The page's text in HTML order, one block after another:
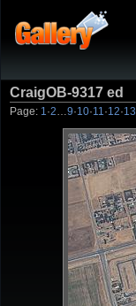
CraigOB-9317 ed
Page: 1 ·2 9·10·11 ·12·13